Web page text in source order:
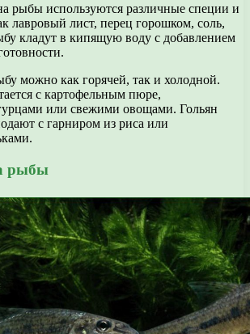
рыбы используются различные специи и
лавровый лист, перец горошком, соль,
кладут в кипящую воду с добавлением
можно как горячей, так и холодной.
с картофельным пюре,
или свежими овощами. Гольян
с гарниром из риса или
рыбы